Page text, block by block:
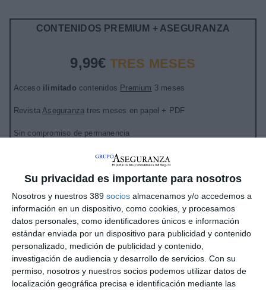
Su privacidad es importante para nosotros
Nosotros y nuestros 389 socios almacenamos y/o accedemos a
información en un dispositivo, como cookies, y procesamos
datos personales, como identificadores únicos e información
estándar enviada por un dispositivo para publicidad y contenido
personalizado, medición de publicidad y contenido,
investigación de audiencia y desarrollo de servicios. Con su
permiso, nosotros y nuestros socios podemos utilizar datos de
localización geográfica precisa e identificación mediante las
CONTENIDOS PREMIUM + ASEGURANZA
9,99€ TRES MESES
Acceso ilimitado contenidos Premium 3 meses
RevistaAseguranza tres meses en papel + PDF
Sin compromiso de permanencia
19,99€ tres meses
LO QUIERO
CONTENIDOS PREMIUM + ASEGURANZA
69€AL AÑO